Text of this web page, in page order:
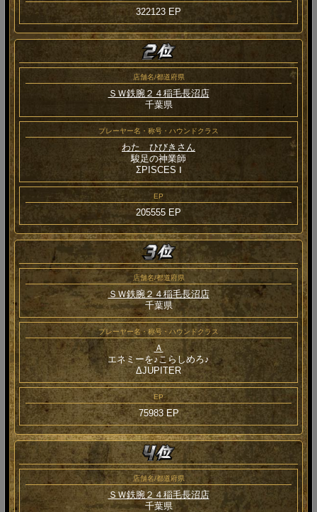
322123 EP
店舗名/都道府県
ＳＷ鉄腕２４稲毛長沼店
千葉県
プレーヤー名・称号・ハウンドクラス
わた ひびきさん
駿足の神業師
ΣPISCES Ⅰ
EP
205555 EP
店舗名/都道府県
ＳＷ鉄腕２４稲毛長沼店
千葉県
プレーヤー名・称号・ハウンドクラス
Ａ
エネミーを♪こらしめろ♪
ΔJUPITER
EP
75983 EP
店舗名/都道府県
ＳＷ鉄腕２４稲毛長沼店
千葉県